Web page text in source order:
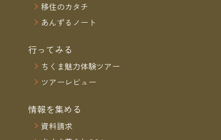
移住のカタチ
あんずるノート
行ってみる
ちくま魅力体験ツアー
ツアーレビュー
情報を集める
資料請求